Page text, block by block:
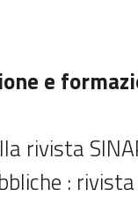
e
rivista
: